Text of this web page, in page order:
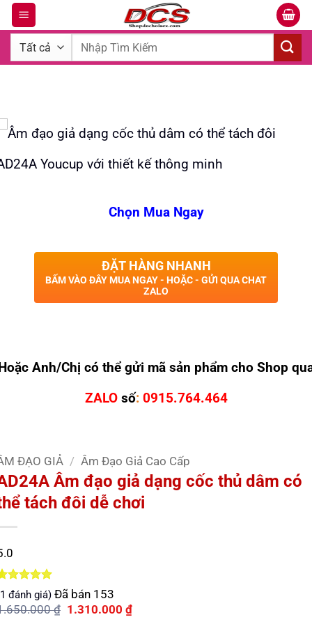
Bỏ
qua
dung
Tìm
Chọn Mua Ngay
ĐẶT HÀNG NHANH
BẤM VÀO ĐÂY MUA NGAY - HOẶC - GỬI QUA CHAT
ZALO
Anh/Chị có thể gửi mã sản phẩm cho Shop
ZALO số: 0915.764.464
ĐẠO GIẢ / Âm Đạo Giả Cao Cấp
Âm đạo giả dạng cốc thủ dâm có
tách đôi dễ chơi
trên 5
trên
giá
1 đánh giá) Đã bán 153
₫ Giá
1.310.000₫Giá